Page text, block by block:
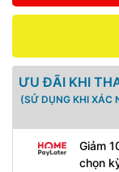
ƯU ĐÃI KHI
(SỬ DỤNG KHI XÁC
Giảm
chọn